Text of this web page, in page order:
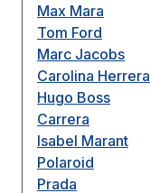
Max Mara
Tom Ford
Marc Jacobs
Carolina Herrera
Hugo Boss
Carrera
Isabel Marant
Polaroid
Prada